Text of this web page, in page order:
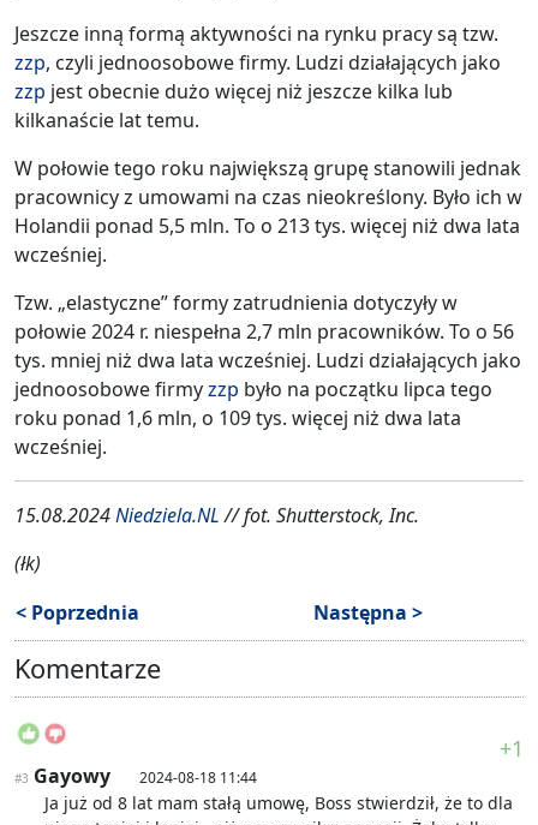
Jeszcze inną formą aktywności na rynku pracy są tzw.
zzp, czyli jednoosobowe firmy. Ludzi działających jako
zzp jest obecnie dużo więcej niż jeszcze kilka lub
kilkanaście lat temu.
W połowie tego roku największą grupę stanowili jednak
pracownicy z umowami na czas nieokreślony. Było ich w
Holandii ponad 5,5 mln. To o 213 tys. więcej niż dwa lata
wcześniej.
Tzw. „elastyczne” formy zatrudnienia dotyczyły w
połowie 2024 r. niespełna 2,7 mln pracowników. To o 56
tys. mniej niż dwa lata wcześniej. Ludzi działających jako
jednoosobowe firmyzzp było na początku lipca tego
roku ponad 1,6 mln, o 109 tys. więcej niż dwa lata
wcześniej.
15.08.2024Niedziela.NL// fot. Shutterstock, Inc.
(łk)
< Poprzednia
Następna >
Komentarze
+1
#3 Gayowy 2024-08-18 11:44
Ja już od 8 lat mam stałą umowę, Boss stwierdził, że to dla